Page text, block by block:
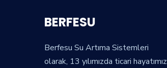
BERFESU
Berfesu Su Artıma Sistemleri
olarak, 13 yılımızda ticari hayatımız